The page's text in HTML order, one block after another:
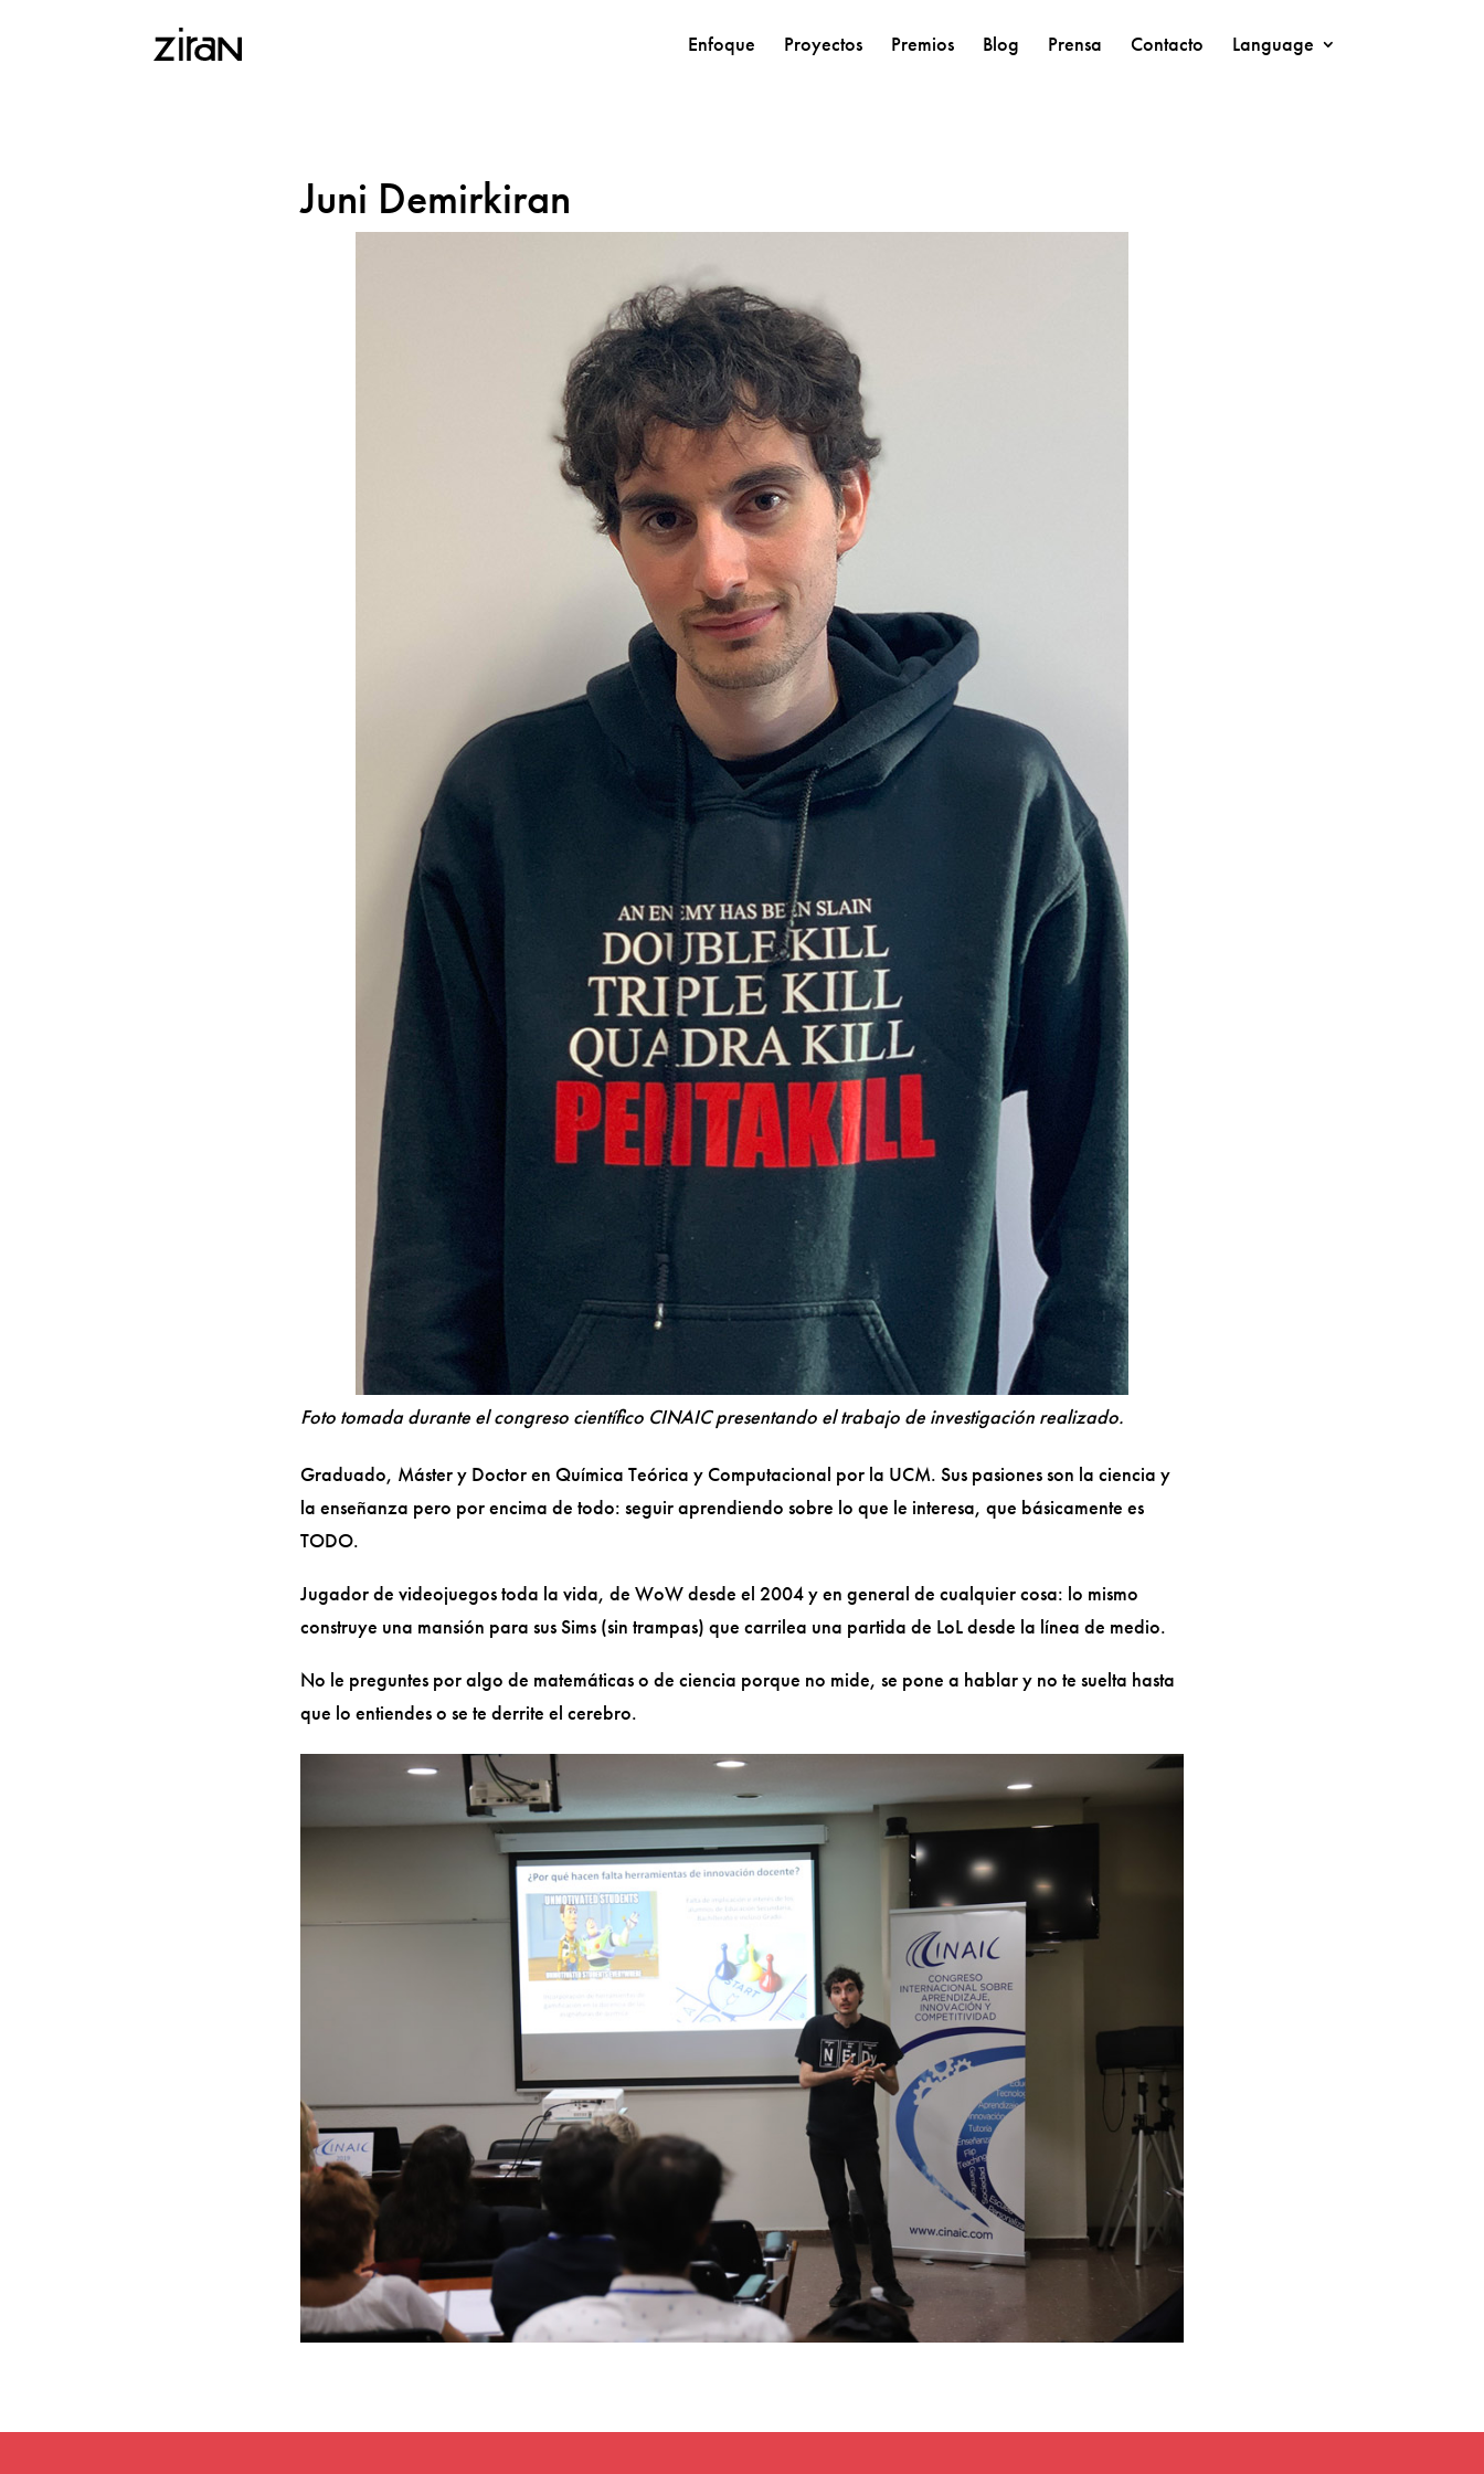
Enfoque Proyectos Premios Blog Prensa Contacto Language
Juni Demirkiran
Foto tomada durante el congreso científico CINAIC presentando el trabajo de investigación realizado.
Graduado, Máster y Doctor en Química Teórica y Computacional por la UCM. Sus pasiones son la ciencia y
la enseñanza pero por encima de todo: seguir aprendiendo sobre lo que le interesa, que básicamente es
TODO.
Jugador de videojuegos toda la vida, de WoW desde el 2004 y en general de cualquier cosa: lo mismo
construye una mansión para sus Sims (sin trampas) que carrilea una partida de LoL desde la línea de medio.
No le preguntes por algo de matemáticas o de ciencia porque no mide, se pone a hablar y no te suelta hasta
que lo entiendes o se te derrite el cerebro.